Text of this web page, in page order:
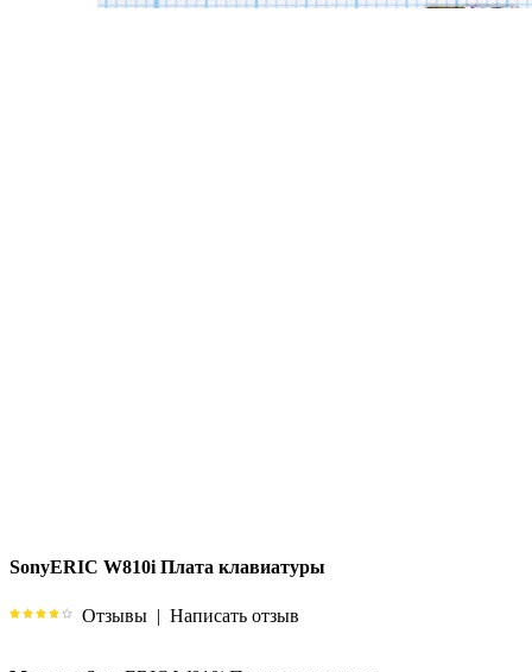
SonyERIC W810i Плата клавиатуры
Отзывы | Написать отзыв